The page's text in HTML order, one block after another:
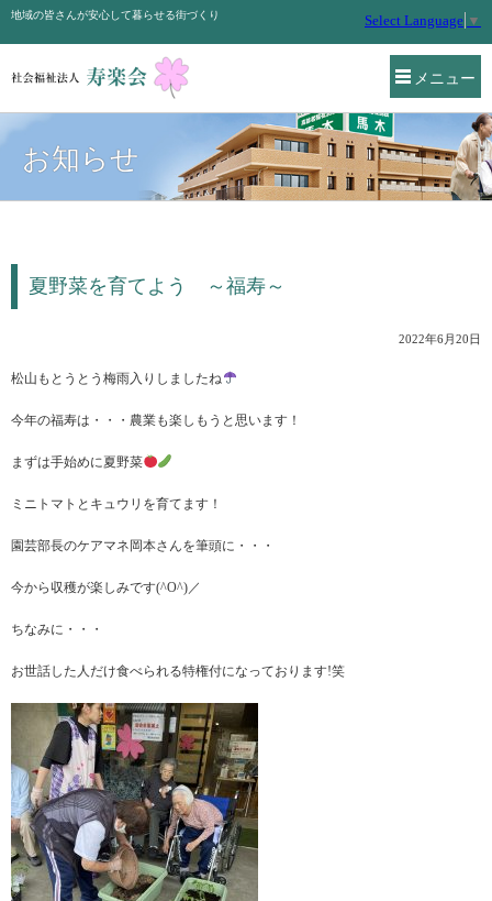
メニュー
地域の皆さんが安心して暮らせる街づくり Select Language ▼
お知らせ
夏野菜を育てよう ～福寿～
2022年6月20日
松山もとうとう梅雨入りしましたね
今年の福寿は・・・農業も楽しもうと思います！
まずは手始めに夏野菜
ミニトマトとキュウリを育てます！
園芸部長のケアマネ岡本さんを筆頭に・・・
今から収穫が楽しみです(^O^)／
ちなみに・・・
お世話した人だけ食べられる特権付になっております!笑